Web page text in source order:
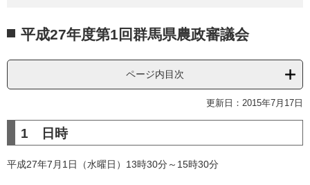
文 平成27年度第1回群馬県農政審議会
ページ内目次
更新日：2015年7月17日
1 日時
平成27年7月1日（水曜日）13時30分～15時30分